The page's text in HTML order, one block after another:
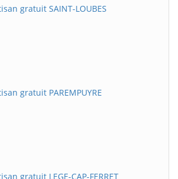
gratuit SAINT-LOUBES
gratuit PAREMPUYRE
gratuit LEGE-CAP-FERRET